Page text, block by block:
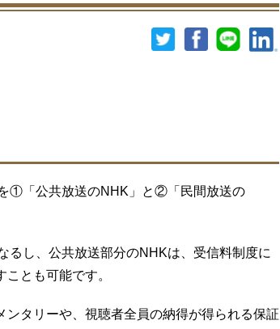
①「公共放送のNHK」と②「民間放送の
るし、公共放送部分のNHKは、受信料制度に
とも可能です。
ンタリーや、視聴者全員の納得が得られる保証